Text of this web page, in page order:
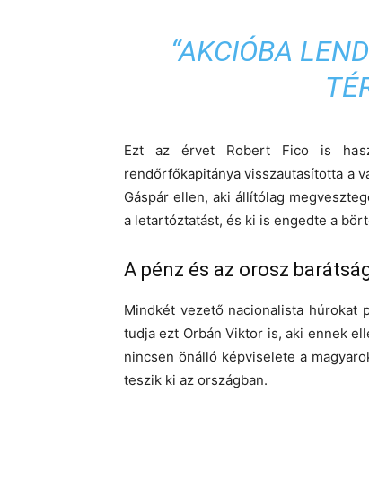
“AKCIÓBA
Ezt az érvet Robert Fico is
rendőrfőkapitánya visszautasította a
Gáspár ellen, aki állítólag
a letartóztatást, és ki is engedte a
A pénz és az orosz
Mindkét vezető nacionalista húrokat
tudja ezt Orbán Viktor is, aki ennek
nincsen önálló képviselete a
teszik ki az országban.